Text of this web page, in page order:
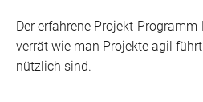
Der erfahrene Projekt-
verrät wie man Projekte agil
nützlich sind.